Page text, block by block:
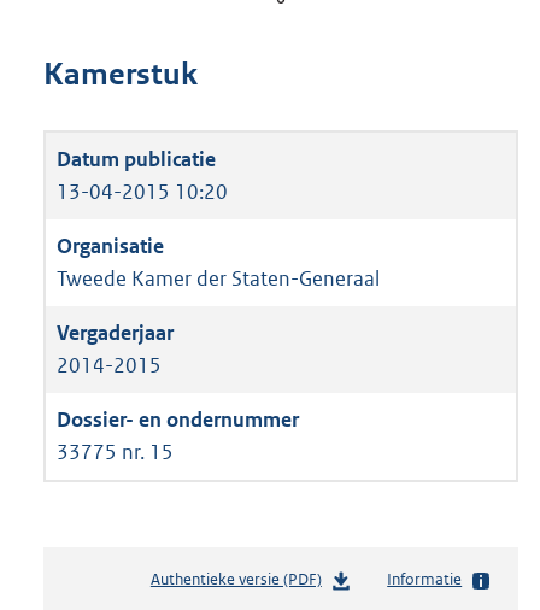
Kamerstuk
13-04-2015 10:20
Tweede Kamer der Staten-Generaal
2014-2015
33775 nr. 15
Authentieke versie (PDF)b
Informatie